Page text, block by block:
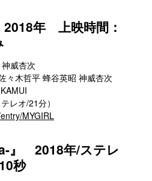
2018年 上映時間：
威杏次
々木哲平 蜂谷英昭 神威杏次
レオ/21分）
MYGIRL
』 2018年/ステレ
秒